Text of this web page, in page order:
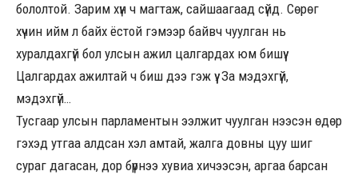
бололтой. Зарим хүн ч магтаж, сайшаагаад сүйд. Сөрөг
хүчин ийм л байх ёстой гэмээр байвч чуулган нь
хуралдахгүй бол улсын ажил цалгардах юм бишүү.
Цалгардах ажилтай ч биш дээ гэж үү. За мэдэхгүй,
мэдэхгүй…
Тусгаар улсын парламентын ээлжит чуулган нээсэн өдөр
гэхэд утгаа алдсан хэл амтай, жалга довны цуу шиг
сураг дагасан, дор бүрнээ хувиа хичээсэн, аргаа барсан